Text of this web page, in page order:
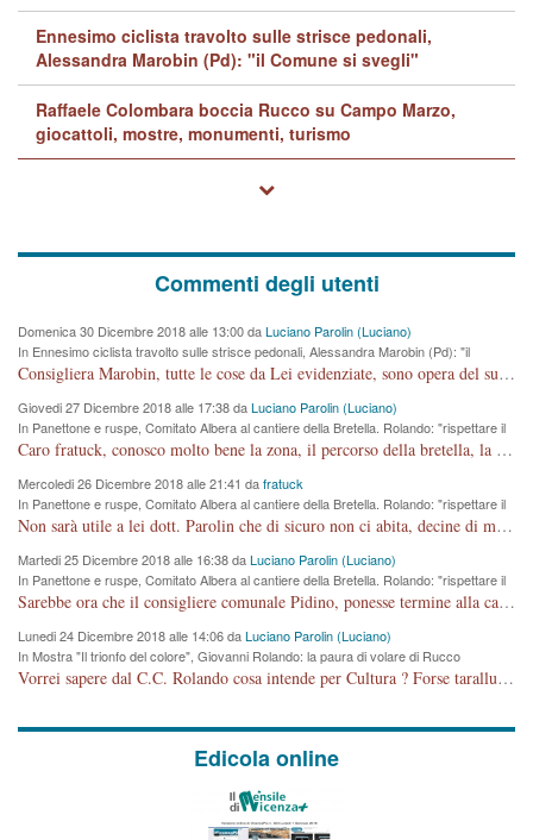
Ennesimo ciclista travolto sulle strisce pedonali,
Alessandra Marobin (Pd): "il Comune si svegli"
Raffaele Colombara boccia Rucco su Campo Marzo,
giocattoli, mostre, monumenti, turismo
Commenti degli utenti
Domenica 30 Dicembre 2018 alle 13:00 daLuciano Parolin (Luciano)
In Ennesimo ciclista travolto sulle strisce pedonali, Alessandra Marobin (Pd): "il
Comune si svegli"
Consigliera Marobin, tutte le cose da Lei evidenziate, sono opera del suo ex Assessore e compagno di Partito Antonio Marco Dalla Pozza Assessore alla "progettazione" di piste ciclabili e altre porcherie. A lui manderei il conto da saldare per incidenti e danni alle persone. E' ora che "finiamola." Avete perso rassegnatevi. qui IL SINDACO RUCCO NON C'ENTRA PER NIENTE. CAPITO!!!!!!!! Amen.
Giovedi 27 Dicembre 2018 alle 17:38 daLuciano Parolin (Luciano)
In Panettone e ruspe, Comitato Albera al cantiere della Bretella. Rolando: "rispettare il
cronoprogramma"
Caro fratuck, conosco molto bene la zona, il percorso della bretella, la situazione dei cittadini, abito in Viale Trento. A partire dal 2003 ho partecipato al Comitato di Maddalene pro bretella, e a riunioni propositive per apportare modifiche al progetto. Numerose mie foto del territorio sono arrivate a Roma, altri miei interventi (non graditi dalla Sx) sono stati pubblicati dal GdV, assieme ad altri come Ciro Asproso, ora favorevole alla bretella. Ho partecipato alla raccolta firme per la chiusura della strada x 5 giorni eseguita dal Sindaco Hullwech per sforamento 180 Micro/g. Pertanto come impegno per la tematica sono apposto con la coscienza. Ora il Progetto è partito, fine! Voglio dire che la nuova Giunta "comunale" non c'entra più. L'opera sarà "malauguratamente" eseguita, ma non con il mio placet. Il Consigliere Comunale dovrebbe capire che la campagna elettorale è finita, con buona pace di tutti. Quello che invece dovrebbe interessare è la proprietà della strada, dall'uscita autostradale Ovest, sino alla Rotatoria dell'Albara, vi sono tre possessori: Autostrade SpA; La Provincia, il Comune. Come la mettiamo per il futuro ? I costi, da 50 sono saliti a 100 milioni di € come dire 20 milioni a KM (!) da non credere. Comunque si farà. Ma nessuno canti Vittoria, anzi meglio non farne un ulteriore fatto "partitico" per questioni elettorali o di seggio. Se mi manda la sua mail, sono disponibile ad inviare i documenti e le foto sopra descritte. Con ossequi, Luciano Parolin
Mercoledi 26 Dicembre 2018 alle 21:41 dafratuck
In Panettone e ruspe, Comitato Albera al cantiere della Bretella. Rolando: "rispettare il
cronoprogramma"
Non sarà utile a lei dott. Parolin che di sicuro non ci abita, decine di migliaia di TIR, automobili e padroncini che passano quotidianamente per una strada appena rotabile, non è più possibile stendere i panni, attraversare la strada senza rischiare la morte, le case stanno crepando, i tempi sono cambiati e la bretella non passerà assolutamente per maddalene (ma cosa sta a dire?!), dia invece responsabilità a chi ha costruito tagliando la strada che doveva invece terminare a isola vicentina e non al moracchino lasciando Motta di Costabissara ancora in panne di traffico. I tempi sono cambiati dottore e se l'anagrafe della vita stagna nell'essere umano impressioni conservatrici, la società non le considera perchè va avanti, si industrializza e ha bisogno di infrastrutture e di sviluppo. Ultima considerazione, se è geloso di Rolando perchè vede in lui solo campagne politiche mentre si difendono i SOLI diritti dei cittadini, la preghiamo faccia considerazioni più appropriate. Saluti e complimenti per i suoi scritti.
Martedi 25 Dicembre 2018 alle 16:38 daLuciano Parolin (Luciano)
In Panettone e ruspe, Comitato Albera al cantiere della Bretella. Rolando: "rispettare il
cronoprogramma"
Sarebbe ora che il consigliere comunale Pidino, ponesse termine alla campagna elettorale nel territorio del suo seggio Villaggio del Sole. La tiraca è iniziata, distruggerà 6 km di prateria ovest della città, ricca di fonti e sorgenti d'acqua. I cittadini di Maddalene non avranno più Pace la notte. Molta colpa per la costruzione di questa Strada è proprio del signor Rolando,dei suoi gazebo mobili e che vuol far passare questa opera VANDALICA come progetto "utile" a chi ? Non è cosa seria sig. Rolando!
Lunedi 24 Dicembre 2018 alle 14:06 daLuciano Parolin (Luciano)
In Mostra "Il trionfo del colore", Giovanni Rolando: la paura di volare di Rucco
Vorrei sapere dal C.C. Rolando cosa intende per Cultura ? Forse tarallucci, vino e sagre, o spaghetti tricolori del PD ? Il continuo (s)parlare della mostra a Palazzo Chiericati caro consigliere DANNEGGIA FORTEMENTE l'immagine della città TUTTA e fa deviare i consensi che in RUSSIA (badi bene ex U.R.S.S.) sono ECCELLENTI. A livello artistico l'evento è di alta Valenza culturale, COMPITO di Tutta la Cittadinanza fare il possibile per propagandare l'iniziativa senza farne UN CASO PARTITICO come fa Lei da sempre. Meno Gazebo + Partecipazione! E così sia. Amen.
Edicola online